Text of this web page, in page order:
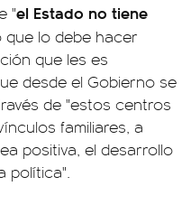
"el Estado no tiene
que lo debe hacer
que les es
desde el Gobierno se
de "estos centros
familiares, a
positiva, el desarrollo
política".